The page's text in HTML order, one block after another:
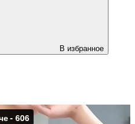
В избранное